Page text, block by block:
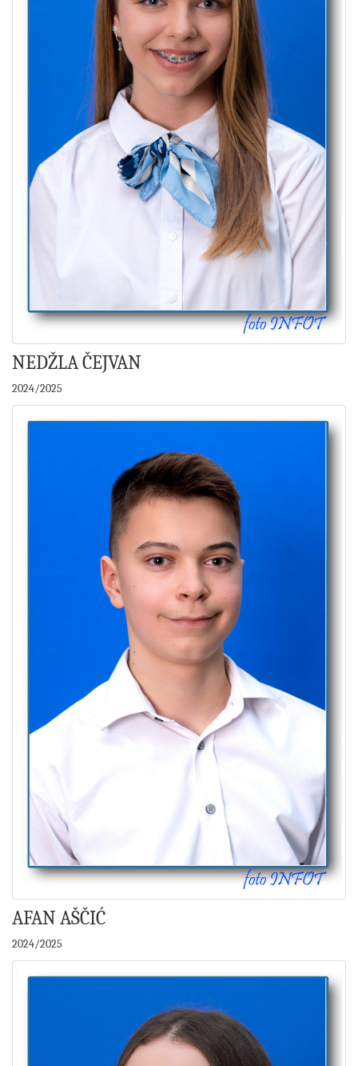
NEDŽLA ČEJVAN
2024/2025
AFAN AŠČIĆ
2024/2025